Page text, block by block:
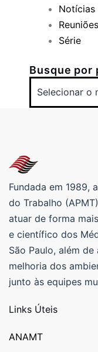
Notícias
Série
Busque por
Fundada em 1989,
do Trabalho
atuar de forma
e científico dos
São Paulo, além
melhoria dos
junto às equipes
Links Úteis
ANAMT